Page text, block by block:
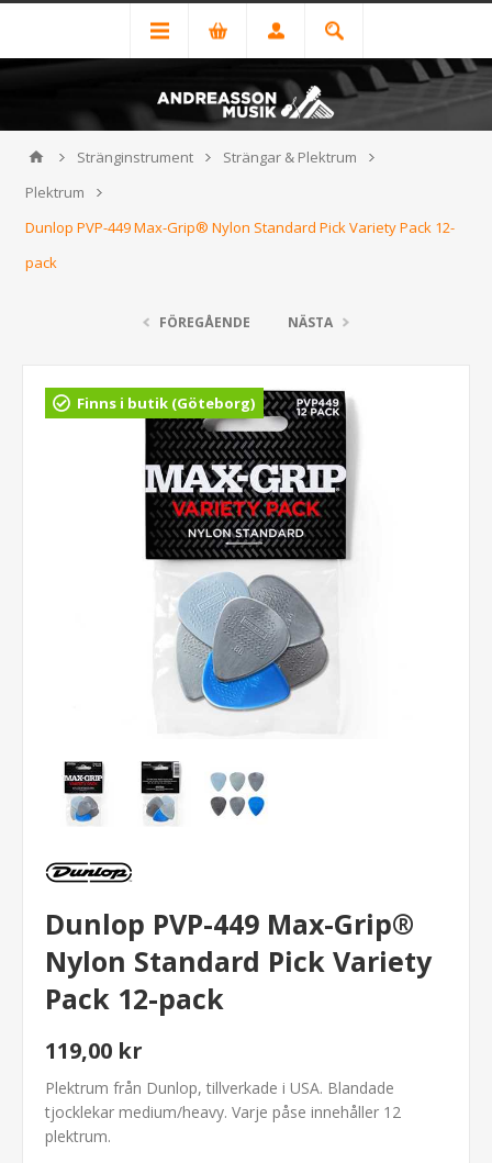
Stränginstrument
Strängar & Plektrum
Plektrum
Dunlop PVP-449 Max-Grip® Nylon Standard Pick Variety Pack 12-
pack
FÖREGÅENDE NÄSTA
Finns i butik (Göteborg)
Dunlop PVP-449 Max-Grip®
Nylon Standard Pick Variety
Pack 12-pack
119,00 kr
Plektrum från Dunlop, tillverkade i USA. Blandade
tjocklekar medium/heavy. Varje påse innehåller 12
plektrum.